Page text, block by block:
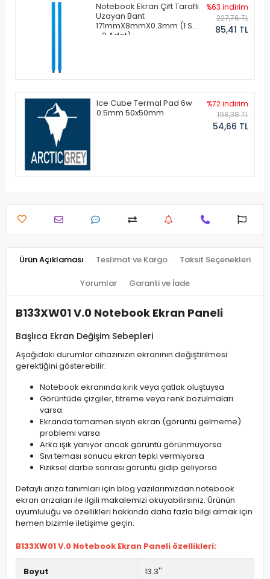
Notebook Ekran Çift Taraflı
Uzayan Bant
171mmX8mmX0.3mm (1 Set
- 2 Adet)
%63 indirim
227,76 TL
85,41 TL
Ice Cube Termal Pad 6w
0.5mm 50x50mm
%72 indirim
198,38 TL
54,66 TL
Ürün Açıklaması Teslimat ve Kargo Taksit Seçenekleri
Yorumlar Garanti ve İade
B133XW01 V.0 Notebook Ekran Paneli
Başlıca Ekran Değişim Sebepleri
Aşağıdaki durumlar cihazınızın ekranının değiştirilmesi
gerektiğini gösterebilir:
Notebook ekranında kırık veya çatlak oluştuysa
Görüntüde çizgiler, titreme veya renk bozulmaları
varsa
Ekranda tamamen siyah ekran (görüntü gelmeme)
problemi varsa
Arka ışık yanıyor ancak görüntü görünmüyorsa
Sıvı teması sonucu ekran tepki vermiyorsa
Fiziksel darbe sonrası görüntü gidip geliyorsa
Detaylı arıza tanımları için blog yazılarımızdan notebook
ekran arızaları ile ilgili makalemizi okuyabilirsiniz. Ürünün
uyumluluğu ve özellikleri hakkında daha fazla bilgi almak için
hemen bizimle iletişime geçin.
B133XW01 V.0 Notebook Ekran Paneli özellikleri:
Boyut 13.3''